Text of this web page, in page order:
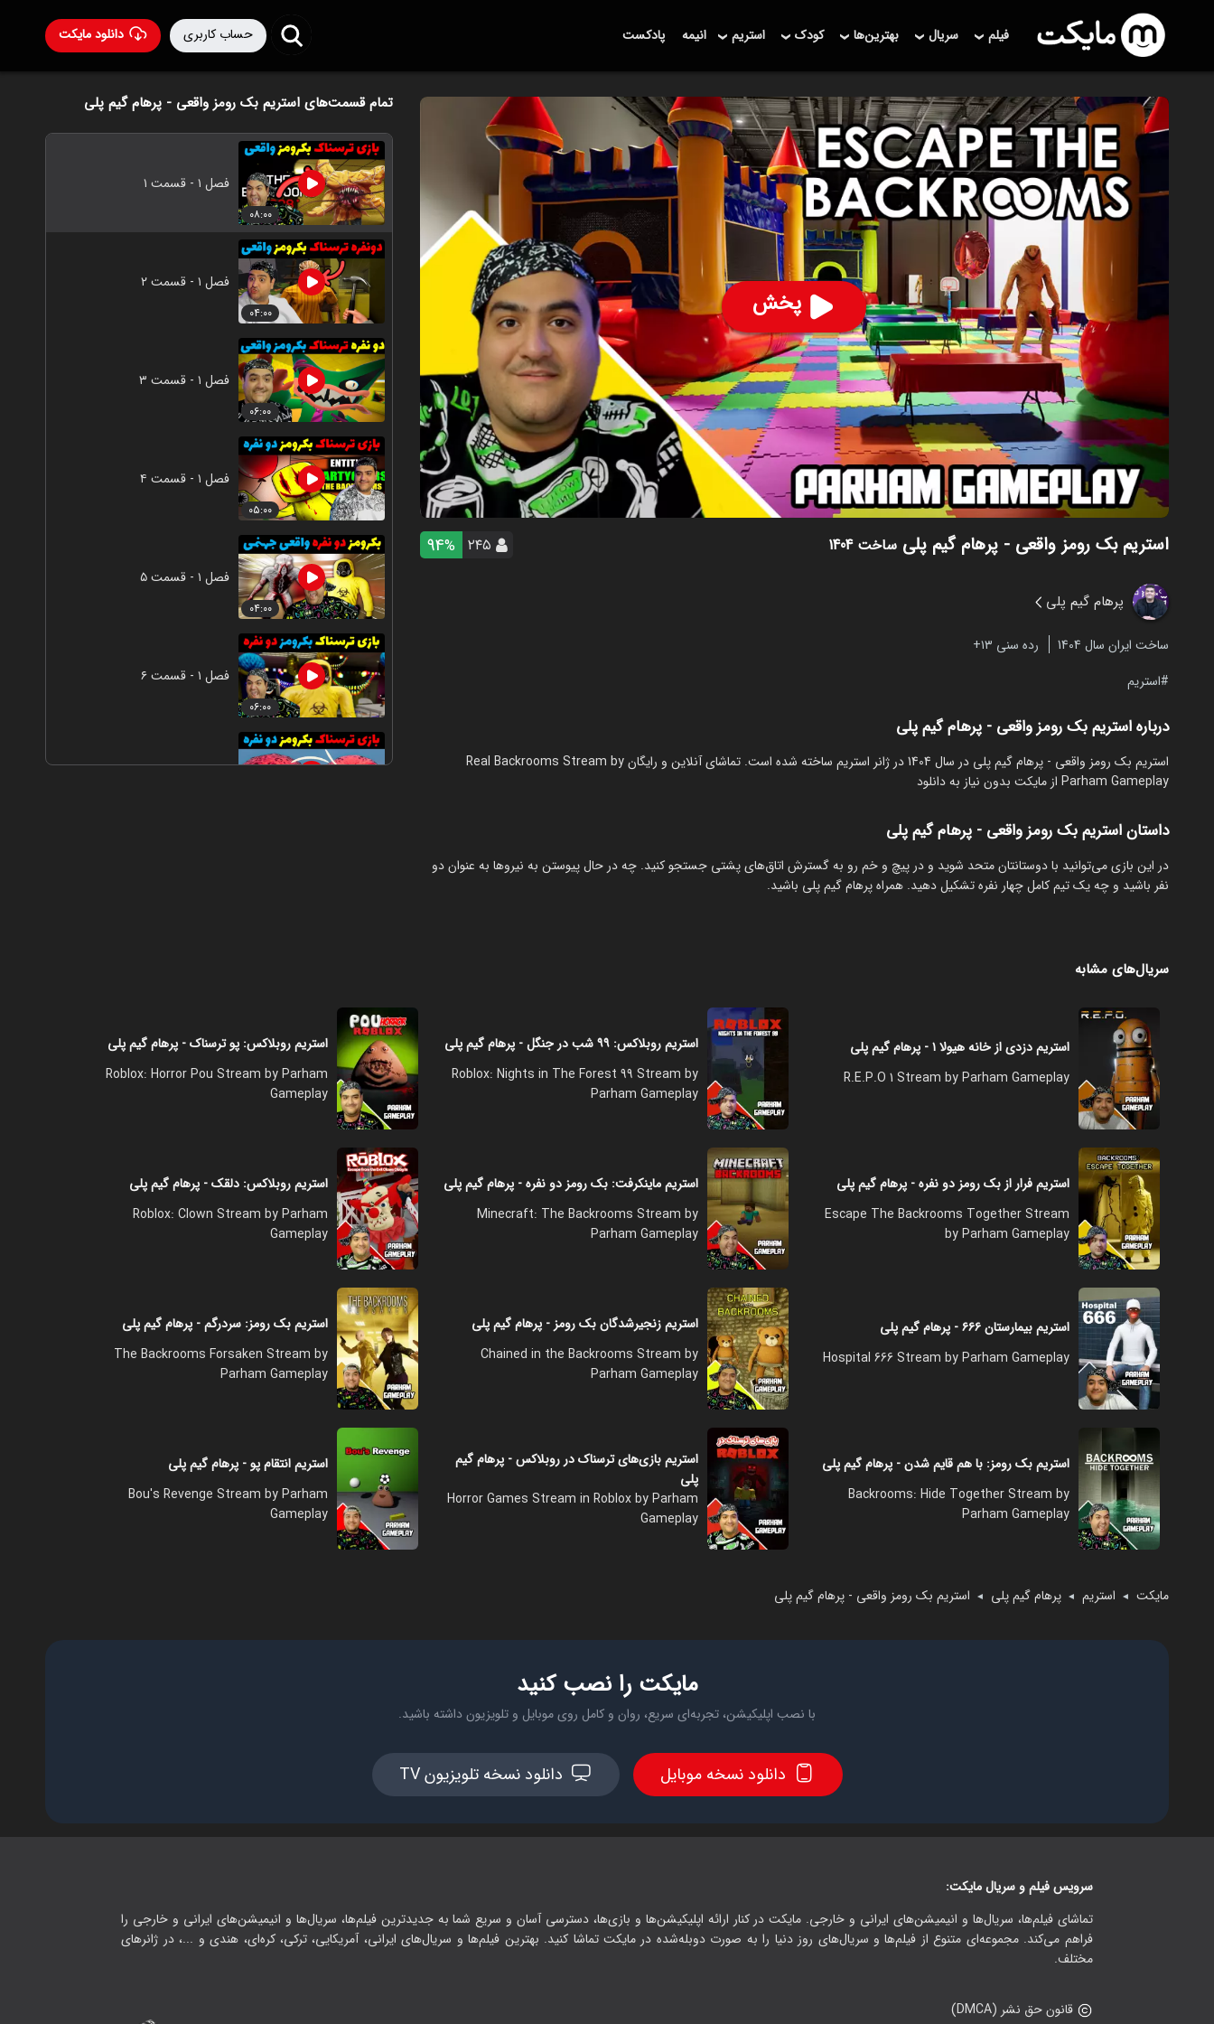
دانلود مایکت حساب کاربری فیلم سریال بهترین‌ها کودک استریم انیمه پادکست
پخش
استریم بک رومز واقعی - پرهام گیم پلی ساخت 1404 ۲۴۵ 94%
پرهام گیم پلی
ساخت ایران سال 1404
رده سنی ۱۳+
استریم
درباره استریم بک رومز واقعی - پرهام گیم پلی
استریم بک رومز واقعی - پرهام گیم پلی در سال 1404 در ژانر استریم ساخته شده است. تماشای آنلاین و رایگان Real Backrooms Stream by
Parham Gameplay از مایکت بدون نیاز به دانلود
داستان استریم بک رومز واقعی - پرهام گیم پلی
‏در این بازی می‌توانید با دوستانتان متحد شوید و در پیچ و خم رو به گسترش اتاق‌های پشتی جستجو کنید. چه در حال پیوستن به نیروها به عنوان دو
نفر باشید و چه یک تیم کامل چهار نفره تشکیل دهید. همراه پرهام گیم پلی باشید.
تمام قسمت‌های استریم بک رومز واقعی - پرهام گیم پلی
۰۸:۰۰
فصل ۱ - قسمت ۱
۰۴:۰۰
فصل ۱ - قسمت ۲
۰۶:۰۰
فصل ۱ - قسمت ۳
۰۵:۰۰
فصل ۱ - قسمت ۴
۰۴:۰۰
فصل ۱ - قسمت ۵
۰۶:۰۰
فصل ۱ - قسمت ۶
سریال‌های مشابه
استریم دزدی از خانه هیولا ۱ - پرهام گیم پلی
R.E.P.O 1 Stream by Parham Gameplay
استریم روبلاکس: ۹۹ شب در جنگل - پرهام گیم پلی
Roblox: Nights in The Forest 99 Stream by
Parham Gameplay
استریم روبلاکس: پو ترسناک - پرهام گیم پلی
Roblox: Horror Pou Stream by Parham
Gameplay
استریم فرار از بک رومز دو نفره - پرهام گیم پلی
Escape The Backrooms Together Stream
by Parham Gameplay
استریم ماینکرفت: بک رومز دو نفره - پرهام گیم پلی
Minecraft: The Backrooms Stream by
Parham Gameplay
استریم روبلاکس: دلقک - پرهام گیم پلی
Roblox: Clown Stream by Parham
Gameplay
استریم بیمارستان ۶۶۶ - پرهام گیم پلی
Hospital 666 Stream by Parham Gameplay
استریم زنجیرشدگان بک رومز - پرهام گیم پلی
Chained in the Backrooms Stream by
Parham Gameplay
استریم بک رومز: سردرگم - پرهام گیم پلی
The Backrooms Forsaken Stream by
Parham Gameplay
استریم بک رومز: با هم قایم شدن - پرهام گیم پلی
Backrooms: Hide Together Stream by
Parham Gameplay
استریم بازی‌های ترسناک در روبلاکس - پرهام گیم
پلی
Horror Games Stream in Roblox by Parham
Gameplay
استریم انتقام پو - پرهام گیم پلی
Bou's Revenge Stream by Parham
Gameplay
مایکت ◄ استریم ◄ پرهام گیم پلی ◄ استریم بک رومز واقعی - پرهام گیم پلی
مایکت را نصب کنید
با نصب اپلیکیشن، تجربه‌ای سریع، روان و کامل روی موبایل و تلویزیون داشته باشید.
دانلود نسخه موبایل دانلود نسخه تلویزیون TV
سرویس فیلم و سریال مایکت:
تماشای فیلم‌ها، سریال‌ها و انیمیشن‌های ایرانی و خارجی. مایکت در کنار ارائه اپلیکیشن‌ها و بازی‌ها، دسترسی آسان و سریع شما به جدیدترین فیلم‌ها، سریال‌ها و انیمیشن‌های ایرانی و خارجی را
فراهم می‌کند. مجموعه‌ای متنوع از فیلم‌ها و سریال‌های روز دنیا را به صورت دوبله‌شده در مایکت تماشا کنید. بهترین فیلم‌ها و سریال‌های ایرانی، آمریکایی، ترکی، کره‌ای، هندی و ...، در ژانرهای
مختلف.
قانون حق نشر (DMCA)